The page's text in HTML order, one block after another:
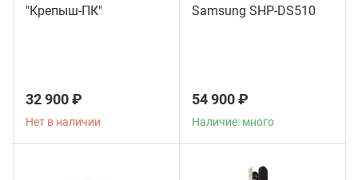
"Крепыш-ПК"
32 900 ₽
Нет в наличии
Samsung SHP-DS510
54 900 ₽
Наличие: много